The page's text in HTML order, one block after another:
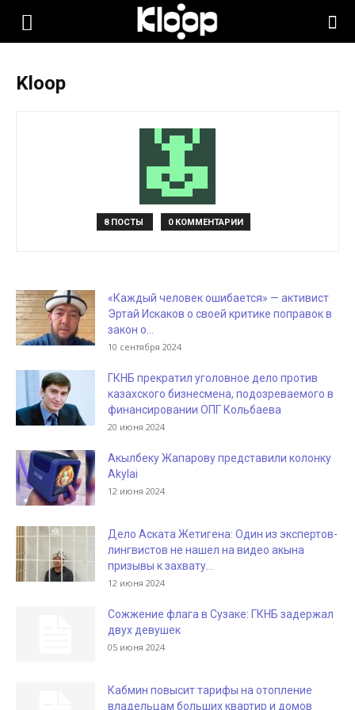
KLOOP.KG
Kloop
8 ПОСТЫ 0 КОММЕНТАРИИ
«Каждый человек ошибается» — активист
Эртай Искаков о своей критике поправок в
закон о...
10 сентября 2024
ГКНБ прекратил уголовное дело против
казахского бизнесмена, подозреваемого в
финансировании ОПГ Кольбаева
20 июня 2024
Акылбеку Жапарову представили колонку
Akylai
12 июня 2024
Дело Аската Жетигена: Один из экспертов-
лингвистов не нашел на видео акына
призывы к захвату...
12 июня 2024
Сожжение флага в Сузаке: ГКНБ задержал
двух девушек
05 июня 2024
Кабмин повысит тарифы на отопление
владельцам больших квартир и домов